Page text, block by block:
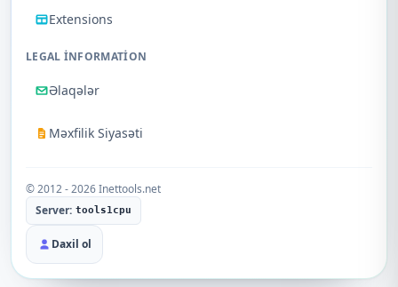
Extensions
LEGAL INFORMATION
Əlaqələr
Məxfilik Siyasəti
© 2012 - 2026 Inettools.net
Server: tools1cpu
Daxil ol